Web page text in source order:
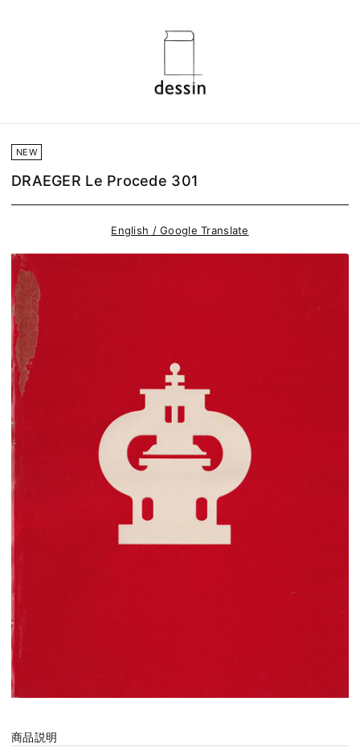
NEW
DRAEGER Le Procede 301
English / Google Translate
商品説明